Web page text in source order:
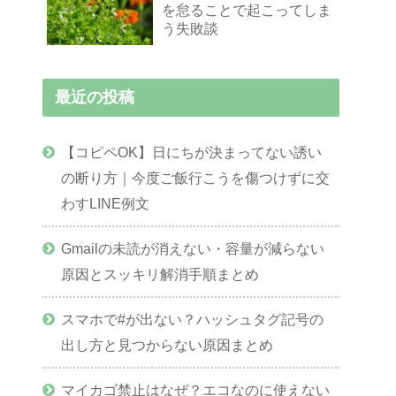
を怠ることで起こってしま
う失敗談
最近の投稿
【コピペOK】日にちが決まってない誘い
の断り方｜今度ご飯行こうを傷つけずに交
わすLINE例文
Gmailの未読が消えない・容量が減らない
原因とスッキリ解消手順まとめ
スマホで#が出ない？ハッシュタグ記号の
出し方と見つからない原因まとめ
マイカゴ禁止はなぜ？エコなのに使えない